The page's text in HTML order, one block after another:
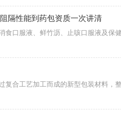
隔性能到药包资质一次讲清